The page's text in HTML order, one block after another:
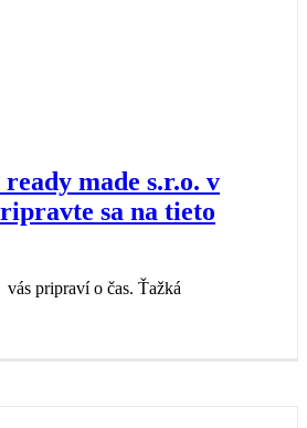
made s.r.o. v
sa na tieto
pripraví o čas. Ťažká